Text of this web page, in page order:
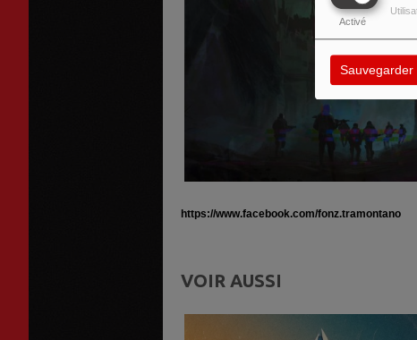
Activé
Sauvegarder
https://www.facebook.com/fonz.tramontano
VOIR AUSSI